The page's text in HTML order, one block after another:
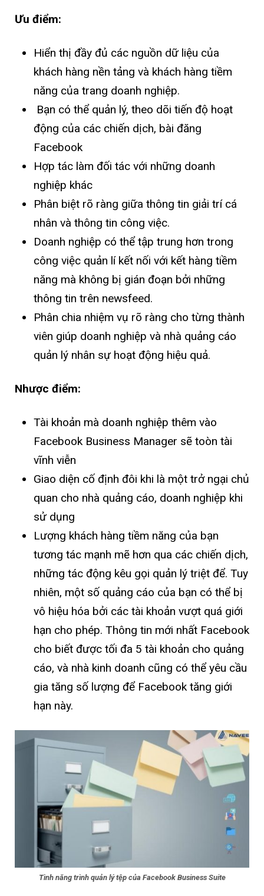
Ưu điểm:
Hiển thị đầy đủ các nguồn dữ liệu của
khách hàng nền tảng và khách hàng tiềm
năng của trang doanh nghiệp.
Bạn có thể quản lý, theo dõi tiến độ hoạt
động của các chiến dịch, bài đăng
Facebook
Hợp tác làm đối tác với những doanh
nghiệp khác
Phân biệt rõ ràng giữa thông tin giải trí cá
nhân và thông tin công việc.
Doanh nghiệp có thể tập trung hơn trong
công việc quản lí kết nối với kết hàng tiềm
năng mà không bị gián đoạn bởi những
thông tin trên newsfeed.
Phân chia nhiệm vụ rõ ràng cho từng thành
viên giúp doanh nghiệp và nhà quảng cáo
quản lý nhân sự hoạt động hiệu quả.
Nhược điểm:
Tài khoản mà doanh nghiệp thêm vào
Facebook Business Manager sẽ toòn tài
vĩnh viễn
Giao diện cố định đôi khi là một trở ngại chủ
quan cho nhà quảng cáo, doanh nghiệp khi
sử dụng
Lượng khách hàng tiềm năng của bạn
tương tác mạnh mẽ hơn qua các chiến dịch,
những tác động kêu gọi quản lý triệt để. Tuy
nhiên, một số quảng cáo của bạn có thể bị
vô hiệu hóa bởi các tài khoản vượt quá giới
hạn cho phép. Thông tin mới nhất Facebook
cho biết được tối đa 5 tài khoản cho quảng
cáo, và nhà kinh doanh cũng có thể yêu cầu
gia tăng số lượng để Facebook tăng giới
hạn này.
Tình năng trình quản lý tệp của Facebook Business Suite